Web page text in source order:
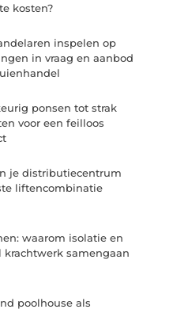
kosten?
inspelen op
in vraag en aanbod
ponsen tot strak
voor een feilloos
je distributiecentrum
liftencombinatie
waarom isolatie en
krachtwerk samengaan
poolhouse als